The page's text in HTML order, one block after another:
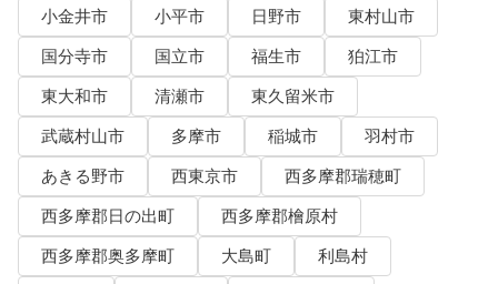
小金井市
小平市 日野市
東村山市
国分寺市
国立市 福生市
狛江市
東大和市
清瀬市
東久留米市
武蔵村山市
多摩市 稲城市
羽村市
あきる野市
西東京市
西多摩郡瑞穂町
西多摩郡日の出町
西多摩郡檜原村
西多摩郡奥多摩町
大島町
利島村